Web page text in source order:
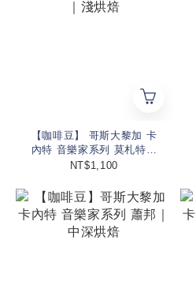
【咖啡豆】 哥斯大黎加 卡
內特 音樂家系列 莫札特｜
淺烘焙
NT$1,100